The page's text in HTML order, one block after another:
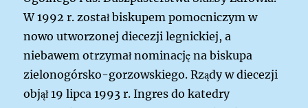
W 1992 r. został biskupem pomocniczym w
nowo utworzonej diecezji legnickiej, a
niebawem otrzymał nominację na biskupa
zielonogórsko-gorzowskiego. Rządy w diecezji
objął 19 lipca 1993 r. Ingres do katedry